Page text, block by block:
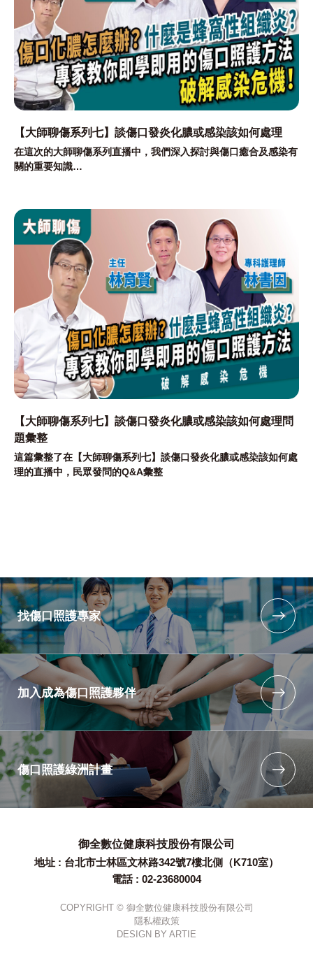
【大師聊傷系列七】談傷口發炎化膿或感染該如何處理
在這次的大師聊傷系列直播中，我們深入探討與傷口癒合及感染有
關的重要知識
專業醫師及傷口護理師會如何來評估傷口?
【大師聊傷系列七】談傷口發炎化膿或感染該如何處理問
題彙整
這篇彙整了在【大師聊傷系列七】談傷口發炎化膿或感染該如何處
理的直播中，民眾發問的Q&A彙整
找傷口照護專家
加入成為傷口照護夥伴
傷口照護綠洲計畫
御全數位健康科技股份有限公司
地址 : 台北市士林區文林路342號7樓北側（K710室）
電話 : 02-23680004
COPYRIGHT © 御全數位健康科技股份有限公司
隱私權政策
DESIGN BY ARTIE